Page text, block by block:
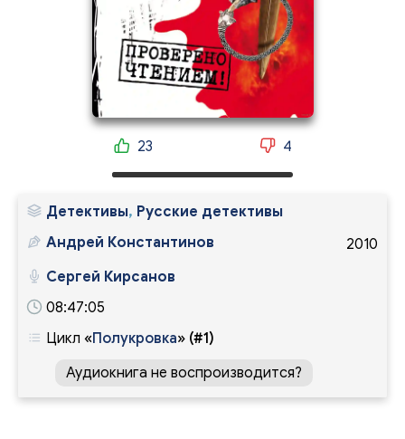
23 4
Детективы, Русские детективы
2010
Андрей Константинов
Сергей Кирсанов
08:47:05
Цикл «Полукровка» (#1)
Аудиокнига не воспроизводится?